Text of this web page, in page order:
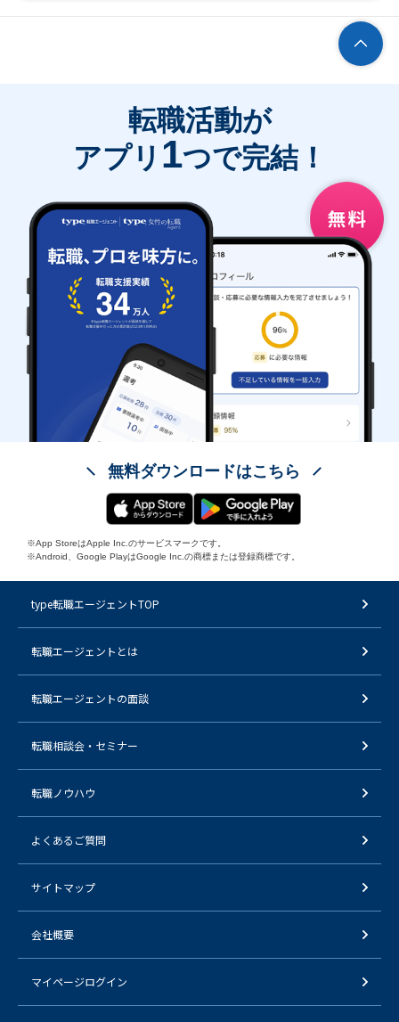
転職活動が
アプリ 1つで完結！
無料ダウンロードはこちら
※App StoreはApple Inc.のサービスマークです。
※Android、Google PlayはGoogle Inc.の商標または登録商標です。
type転職エージェントTOP
転職エージェントとは
転職エージェントの面談
転職相談会・セミナー
転職ノウハウ
よくあるご質問
サイトマップ
会社概要
マイページログイン